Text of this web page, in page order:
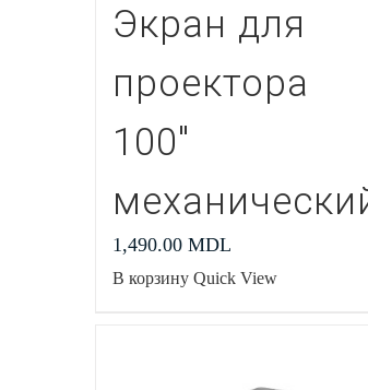
Экран для
проектора
100″
1,490.00 MDL
В корзину Quick View